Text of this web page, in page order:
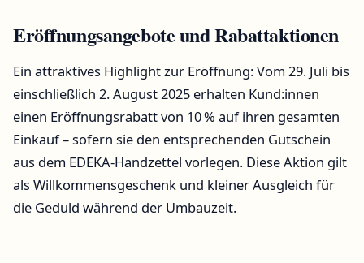
Eröffnungsangebote und Rabattaktionen
Ein attraktives Highlight zur Eröffnung: Vom 29. Juli bis
einschließlich 2. August 2025 erhalten Kund:innen
einen Eröffnungsrabatt von 10 % auf ihren gesamten
Einkauf – sofern sie den entsprechenden Gutschein
aus dem EDEKA-Handzettel vorlegen. Diese Aktion gilt
als Willkommensgeschenk und kleiner Ausgleich für
die Geduld während der Umbauzeit.